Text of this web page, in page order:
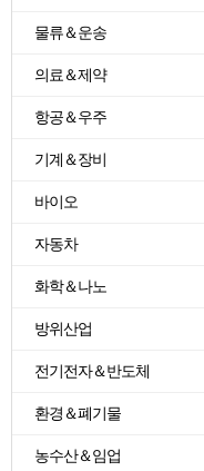
물류＆운송
의료＆제약
항공＆우주
기계＆장비
바이오
자동차
화학＆나노
방위산업
전기전자＆반도체
환경＆폐기물
농수산＆임업